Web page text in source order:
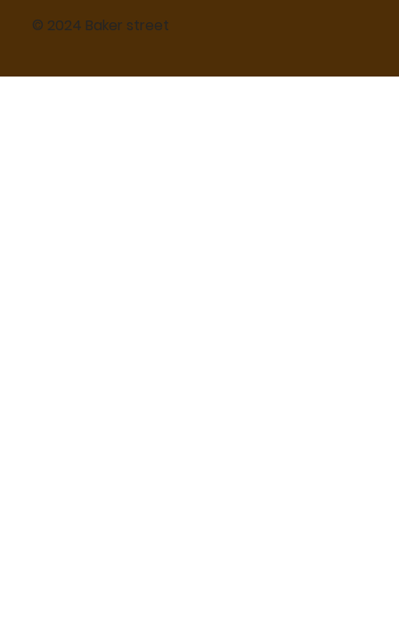
© 2024 Baker street